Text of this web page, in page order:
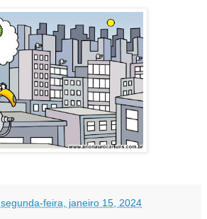
segunda-feira, janeiro 15, 2024